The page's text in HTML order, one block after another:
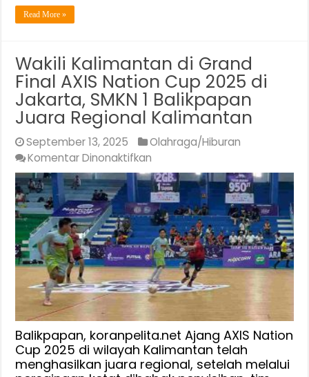
Read More »
Wakili Kalimantan di Grand
Final AXIS Nation Cup 2025 di
Jakarta, SMKN 1 Balikpapan
Juara Regional Kalimantan
September 13, 2025
Olahraga/Hiburan
Komentar Dinonaktifkan
Wakili
Kalimantan
di
Grand
Final
AXIS
Nation
Cup
2025
Jakarta,
SMKN
1
Balikpapan, koranpelita.net Ajang AXIS Nation
Cup 2025 di wilayah Kalimantan telah
menghasilkan juara regional, setelah melalui